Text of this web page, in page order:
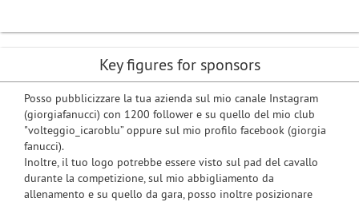
Key figures for sponsors
Posso pubblicizzare la tua azienda sul mio canale Instagram
(giorgiafanucci) con 1200 follower e su quello del mio club
"volteggio_icaroblu” oppure sul mio profilo facebook (giorgia
fanucci).
Inoltre, il tuo logo potrebbe essere visto sul pad del cavallo
durante la competizione, sul mio abbigliamento da
allenamento e su quello da gara, posso inoltre posizionare